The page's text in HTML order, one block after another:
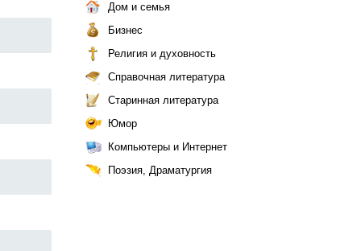
Дом и семья
Бизнес
Религия и духовность
Справочная литература
Старинная литература
Юмор
Компьютеры и Интернет
Поэзия, Драматургия